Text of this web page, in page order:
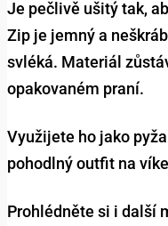
Je pečlivě ušitý tak,
Zip je jemný a
svléká. Materiál
opakovaném praní.
Využijete ho jako
pohodlný outfit na
Prohlédněte si i další